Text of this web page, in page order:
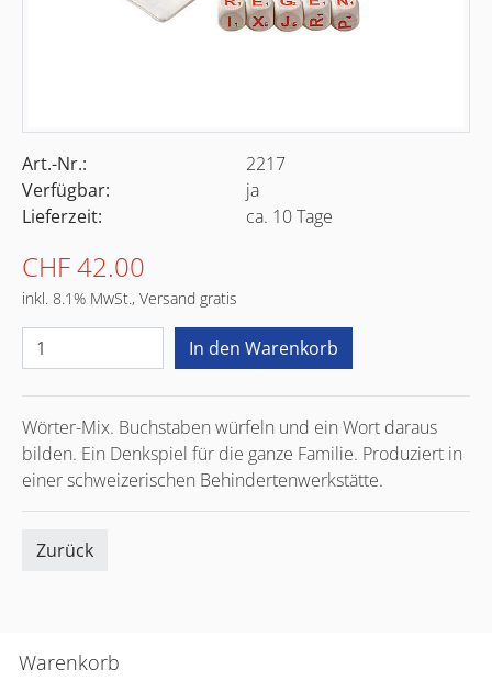
Warenkorb
Art.-Nr.:
2217
Verfügbar:
ja
Lieferzeit:
ca. 10 Tage
CHF 42.00
inkl. 8.1% MwSt., Versand gratis
Wörter-Mix. Buchstaben würfeln und ein Wort daraus
bilden. Ein Denkspiel für die ganze Familie. Produziert in
einer schweizerischen Behindertenwerkstätte.
Zurück